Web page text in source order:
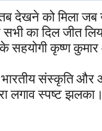
देखनेकोमिलाजब
सभीकादिलजीत
सहयोगीकृष्णकुमार
भारतीयसंस्कृतिऔर
लगावस्पष्टझलका।